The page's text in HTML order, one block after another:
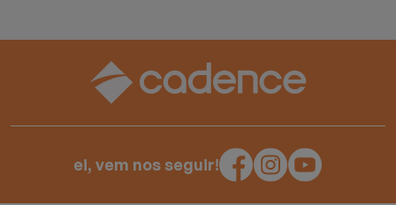
ei, vem nos seguir!